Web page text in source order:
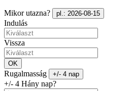
Mikor utazna? pl.: 2026-08-15
Indulás
Vissza
OK
Rugalmasság +/- 4 nap
+/- 4 Hány nap?